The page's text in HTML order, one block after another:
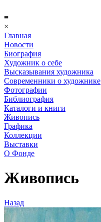
≡
×
Главная
Новости
Биография
Художник о себе
Выcказывания художника
Современники о художнике
Фотографии
Библиография
Каталоги и книги
Живопись
Графика
Коллекции
Выставки
О Фонде
Живопись
Назад